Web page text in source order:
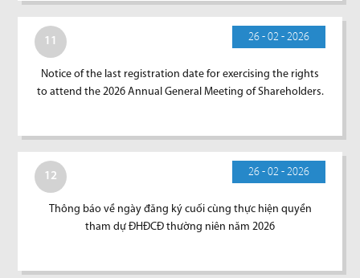
11 26 - 02 - 2026
Notice of the last registration date for exercising the rights
to attend the 2026 Annual General Meeting of Shareholders.
12 26 - 02 - 2026
Thông báo về ngày đăng ký cuối cùng thực hiện quyền
tham dự ĐHĐCĐ thường niên năm 2026